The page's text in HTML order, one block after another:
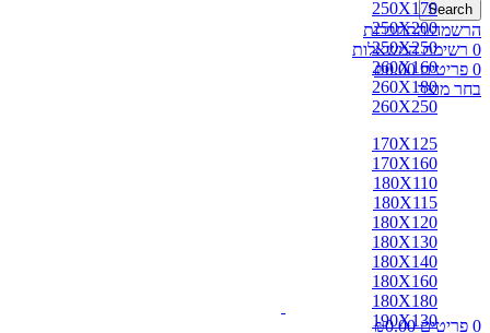
Search
הרשמה/התחברות
0 רשימת המשאלות
0 פריטים ₪0.00
בחר מוצר
0 פריטים ₪0.00
250X170
250X200
250X250
260X160
260X180
260X250
170X125
170X160
180X110
180X115
180X120
180X130
180X140
180X160
180X180
190X130